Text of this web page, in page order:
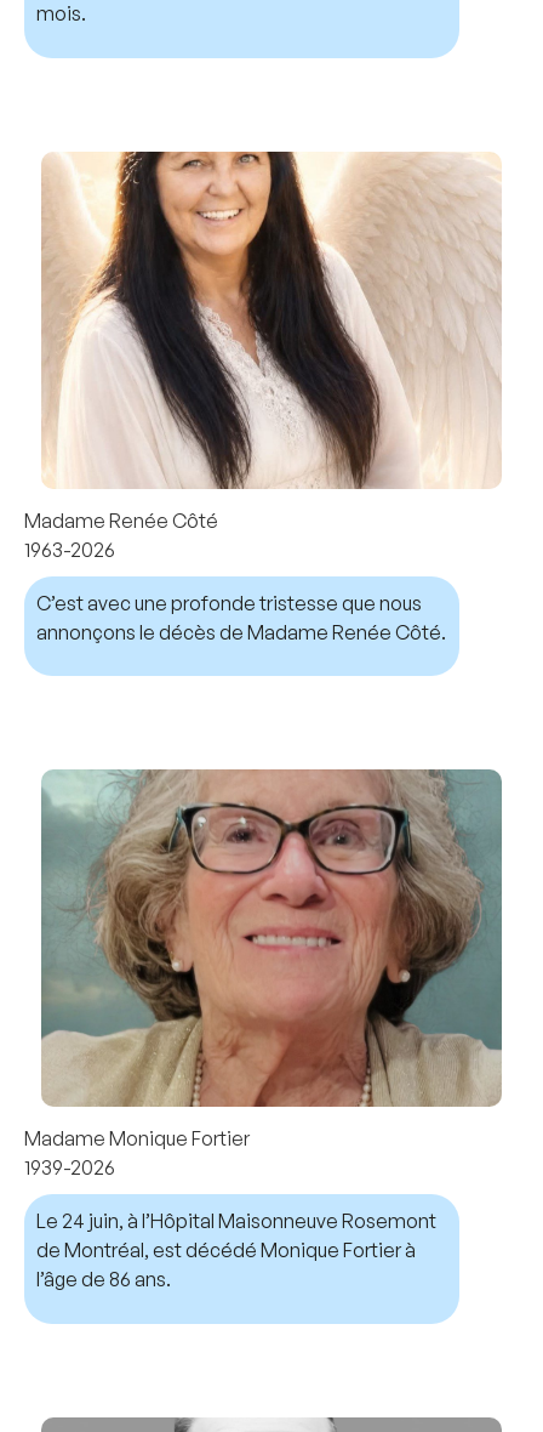
mois.
Madame Renée Côté
1963-2026
C’est avec une profonde tristesse que nous
annonçons le décès de Madame Renée Côté.
Madame Monique Fortier
1939-2026
Le 24 juin, à l’Hôpital Maisonneuve Rosemont
de Montréal, est décédé Monique Fortier à
l’âge de 86 ans.